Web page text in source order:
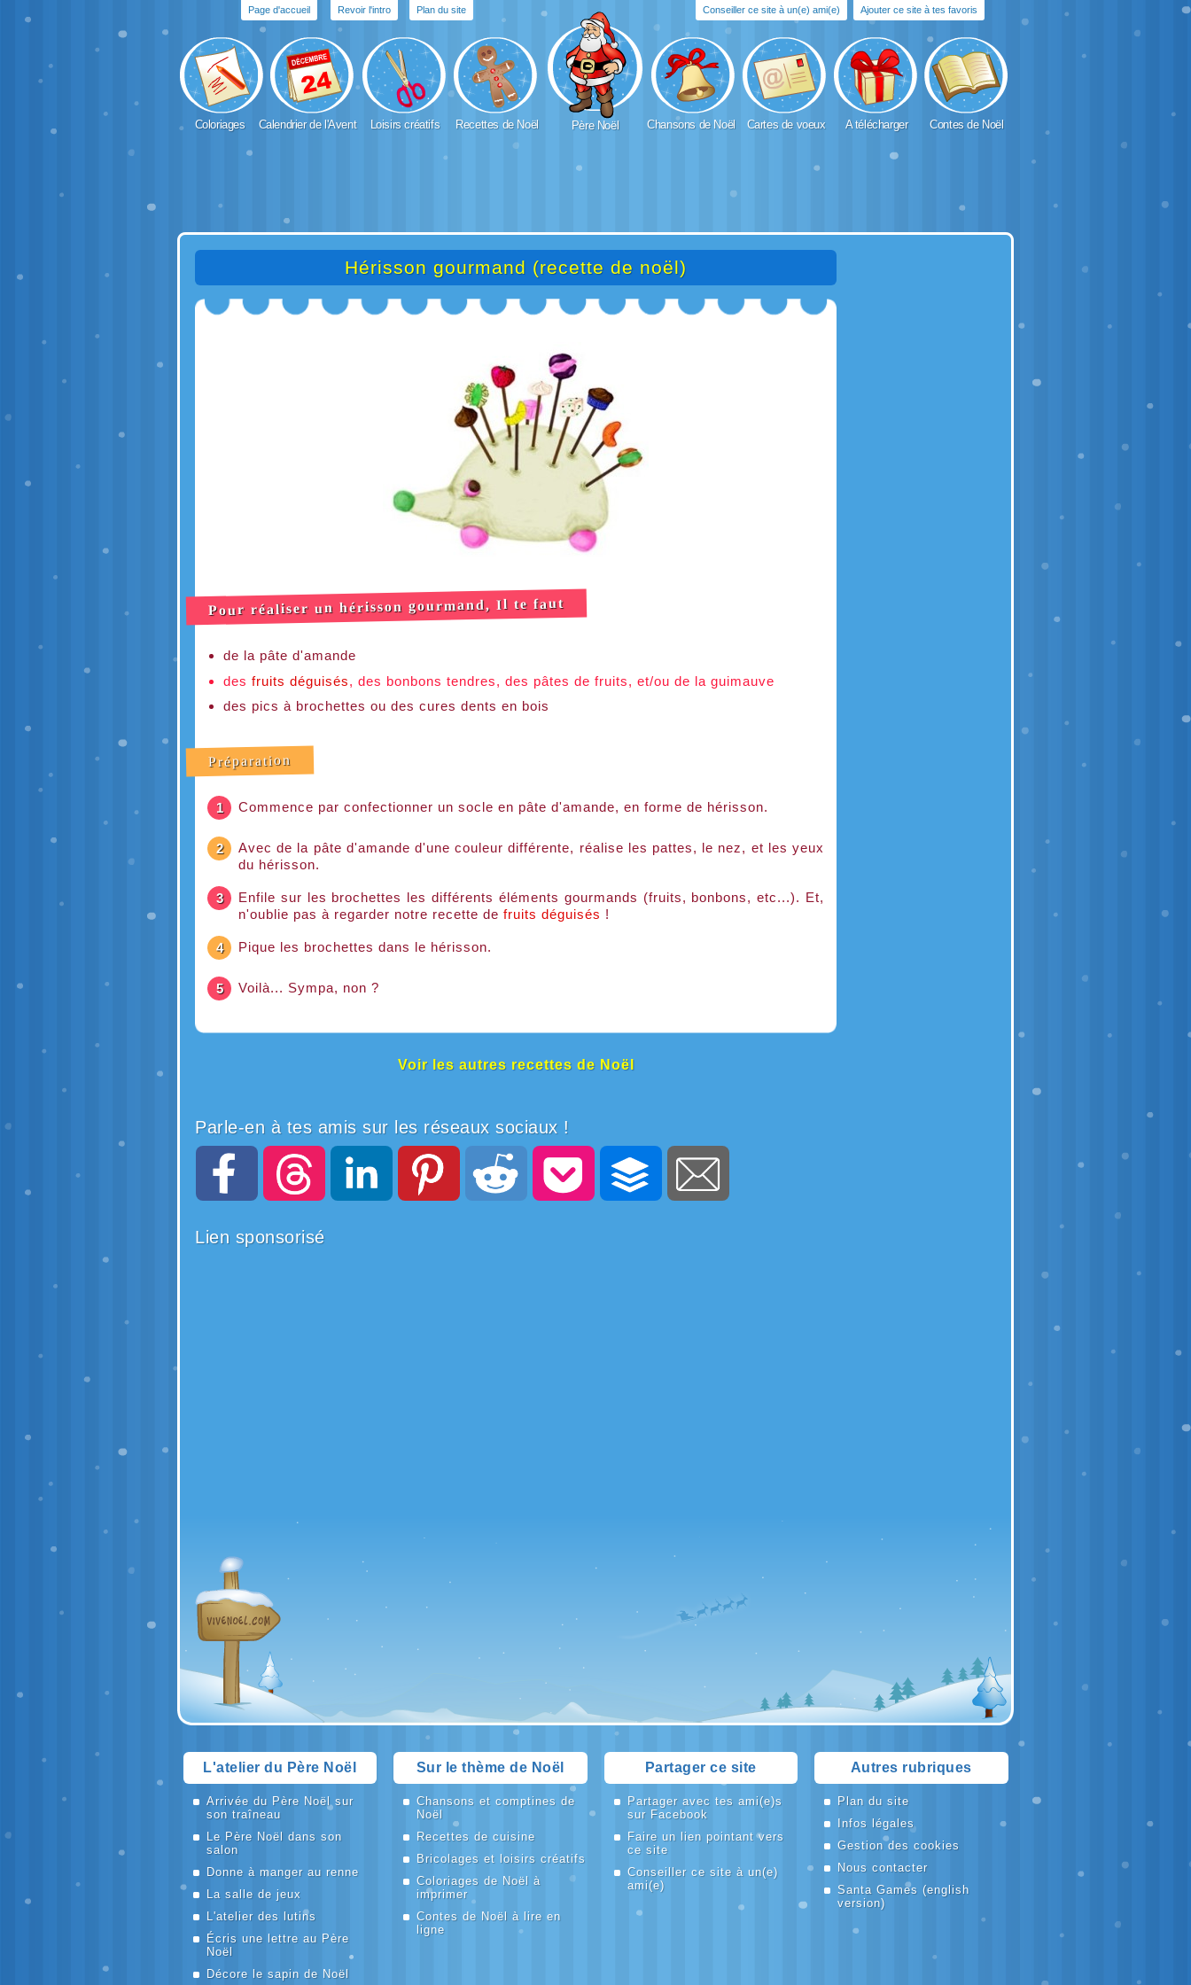
Page d'accueil Revoir l'intro Plan du site Conseiller ce site à un(e) ami(e) Ajouter ce site à tes favoris
Coloriages Calendrier de l'Avent Loisirs créatifs Recettes de Noël Père Noël Chansons de Noël Cartes de voeux A télécharger Contes de Noël
Hérisson gourmand (recette de noël)
Pour réaliser un hérisson gourmand, Il te faut
de la pâte d'amande
des fruits déguisés, des bonbons tendres, des pâtes de fruits, et/ou de la guimauve
des pics à brochettes ou des cures dents en bois
Préparation
1 Commence par confectionner un socle en pâte d'amande, en forme de hérisson.
2
Avec de la pâte d'amande d'une couleur différente, réalise les pattes, le nez, et les yeux
du hérisson.
3
Enfile sur les brochettes les différents éléments gourmands (fruits, bonbons, etc...). Et,
n'oublie pas à regarder notre recette de fruits déguisés !
4 Pique les brochettes dans le hérisson.
5 Voilà... Sympa, non ?
Voir les autres recettes de Noël
Parle-en à tes amis sur les réseaux sociaux !
Lien sponsorisé
L'atelier du Père Noël
Arrivée du Père Noël sur
son traîneau
Le Père Noël dans son
salon
Donne à manger au renne
La salle de jeux
L'atelier des lutins
Écris une lettre au Père
Noël
Décore le sapin de Noël
Sur le thème de Noël
Chansons et comptines de
Noël
Recettes de cuisine
Bricolages et loisirs créatifs
Coloriages de Noël à
imprimer
Contes de Noël à lire en
ligne
Partager ce site
Partager avec tes ami(e)s
sur Facebook
Faire un lien pointant vers
ce site
Conseiller ce site à un(e)
ami(e)
Autres rubriques
Plan du site
Infos légales
Gestion des cookies
Nous contacter
Santa Games (english
version)